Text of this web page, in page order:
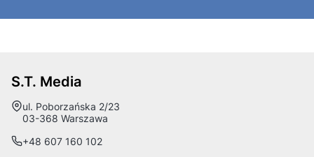
S.T. Media
Adres:
ul. Poborzańska 2/23
03-368 Warszawa
+48 607 160 102